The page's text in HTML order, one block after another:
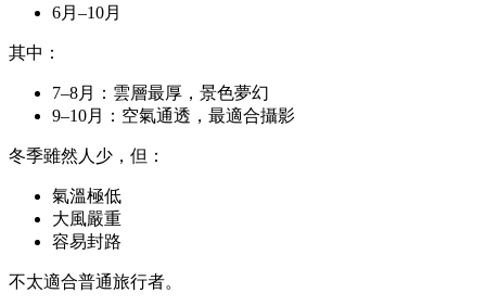
6月–10月
其中：
7–8月：雲層最厚，景色夢幻
9–10月：空氣通透，最適合攝影
冬季雖然人少，但：
氣溫極低
大風嚴重
容易封路
不太適合普通旅行者。